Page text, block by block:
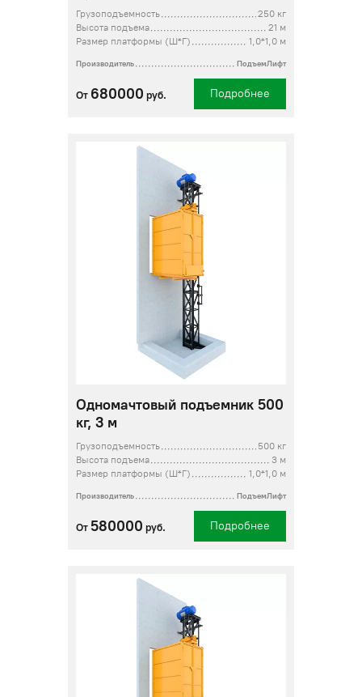
Грузоподъемность
250 кг
Высота подъема
21 м
Размер платформы (Ш*Г)
1,0*1,0 м
Производитель ПодъемЛифт
От 680000 руб. Подробнее
Одномачтовый подъемник 500
кг, 3 м
Грузоподъемность
500 кг
Высота подъема
3 м
Размер платформы (Ш*Г)
1,0*1,0 м
Производитель ПодъемЛифт
От 580000 руб. Подробнее